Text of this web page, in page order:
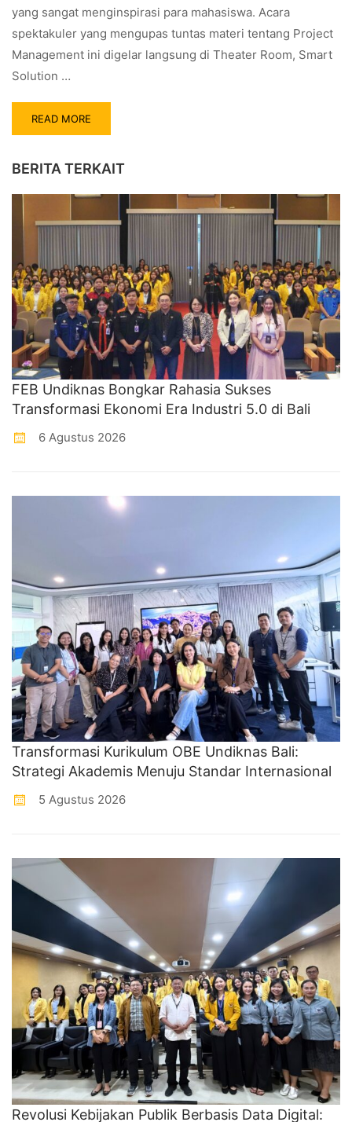
yang sangat menginspirasi para mahasiswa. Acara
spektakuler yang mengupas tuntas materi tentang Project
Management ini digelar langsung di Theater Room, Smart
Solution …
READ MORE
BERITA TERKAIT
FEB Undiknas Bongkar Rahasia Sukses
Transformasi Ekonomi Era Industri 5.0 di Bali
6 Agustus 2026
Transformasi Kurikulum OBE Undiknas Bali:
Strategi Akademis Menuju Standar Internasional
5 Agustus 2026
Revolusi Kebijakan Publik Berbasis Data Digital: